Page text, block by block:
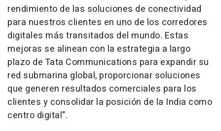
rendimiento de las soluciones de conectividad
para nuestros clientes en uno de los corredores
digitales más transitados del mundo. Estas
mejoras se alinean con la estrategia a largo
plazo de Tata Communications para expandir su
red submarina global, proporcionar soluciones
que generen resultados comerciales para los
clientes y consolidar la posición de la India como
centro digital".